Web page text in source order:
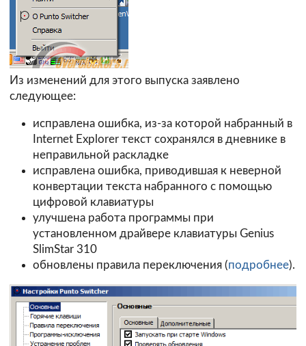
Из изменений для этого выпуска заявлено
следующее:
исправлена ошибка, из-за которой набранный в
Internet Explorer текст сохранялся в дневнике в
неправильной раскладке
исправлена ошибка, приводившая к неверной
конвертации текста набранного с помощью
цифровой клавиатуры
улучшена работа программы при
установленном драйвере клавиатуры Genius
SlimStar 310
обновлены правила переключения (подробнее).